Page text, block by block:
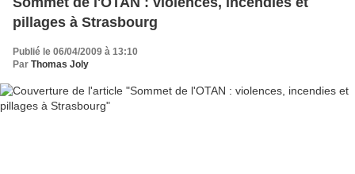
pillages à Strasbourg
Publié le 06/04/2009 à 13:10
Par Thomas Joly